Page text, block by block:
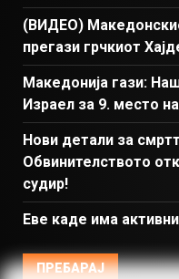
(ВИДЕО)
прегази грчкиот
Македонија гази:
Израел за 9. место
Нови детали за
Обвинителството
судир!
Еве каде има
ПРЕБАРАЈ